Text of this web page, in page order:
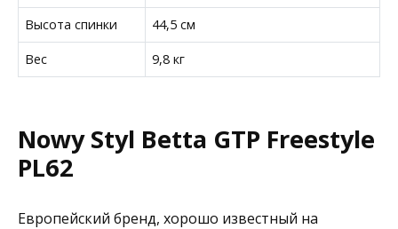
Высота спинки 44,5 см
Вес 9,8 кг
Nowy Styl Betta GTP Freestyle
PL62
Европейский бренд, хорошо известный на